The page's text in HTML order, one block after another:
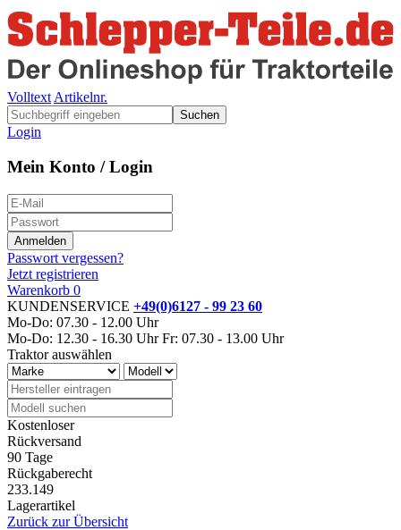
Volltext Artikelnr.
Suchen
Login
Mein Konto / Login
Passwort vergessen?
Jetzt registrieren
Warenkorb 0
KUNDENSERVICE +49(0)6127 - 99 23 60
Mo-Do: 07.30 - 12.00 Uhr
Mo-Do: 12.30 - 16.30 Uhr Fr: 07.30 - 13.00 Uhr
Traktor auswählen
Kostenloser
Rückversand
90 Tage
Rückgaberecht
233.149
Lagerartikel
Zurück zur Übersicht